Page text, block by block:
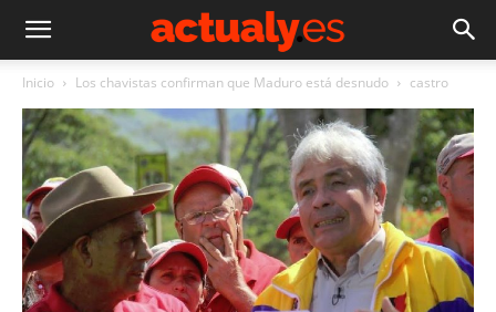
Inicio Los chavistas confirman que Maduro está desnudo castro